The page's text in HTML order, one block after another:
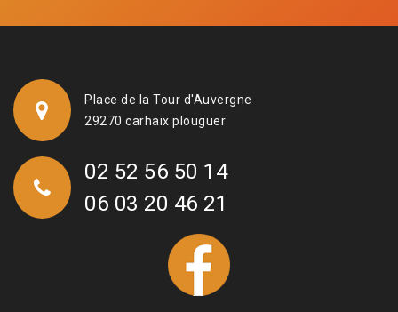
Place de la Tour d'Auvergne
29270 carhaix plouguer
02 52 56 50 14
06 03 20 46 21